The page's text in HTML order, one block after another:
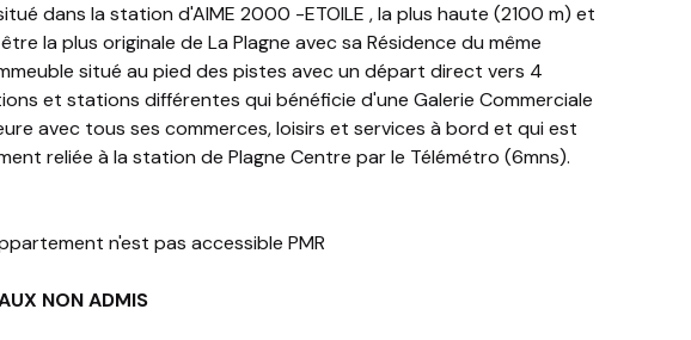
dans la station d'AIME 2000 -ETOILE , la plus haute (2100 m) et
la plus originale de La Plagne avec sa Résidence du même
situé au pied des pistes avec un départ direct vers 4
et stations différentes qui bénéficie d'une Galerie Commerciale
avec tous ses commerces, loisirs et services à bord et qui est
reliée à la station de Plagne Centre par le Télémétro (6mns).
n'est pas accessible PMR
NON ADMIS